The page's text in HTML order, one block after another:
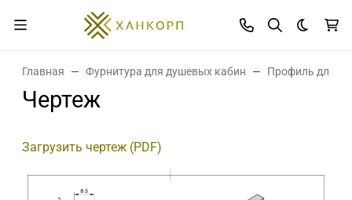
Темная
Главная Фурнитура для душевых кабин Профиль для
Чертеж
Загрузить чертеж (PDF)